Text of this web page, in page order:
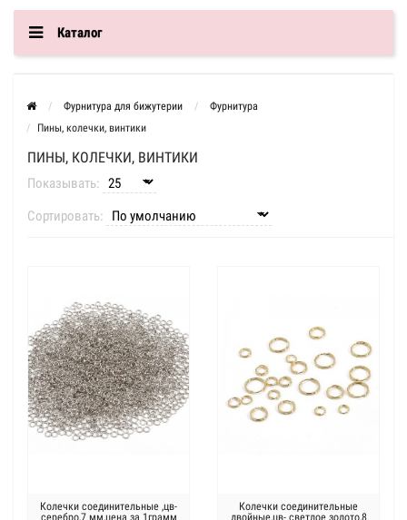
Каталог
Фурнитура для бижутерии
Фурнитура
Пины, колечки, винтики
ПИНЫ, КОЛЕЧКИ, ВИНТИКИ
Показывать:
Сортировать:
Колечки соединительные ,цв-
серебро,7 мм,цена за 1грамм
Колечки соединительные
двойные,цв- светлое золото,8